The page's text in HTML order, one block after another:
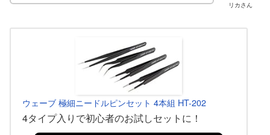
リカさん
ウェーブ 極細ニードルピンセット 4本組 HT-202
4タイプ入りで初心者のお試しセットに！